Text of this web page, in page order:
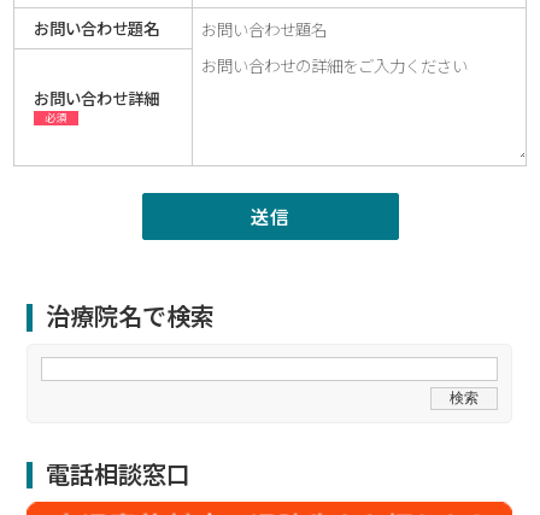
お問い合わせ題名
お問い合わせ詳細
必須
治療院名で検索
電話相談窓口